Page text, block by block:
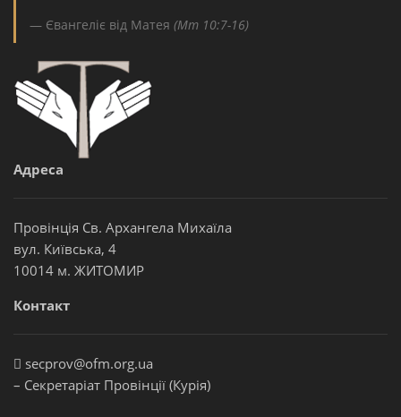
Євангеліє від Матея (Мт 10:7-16)
Адреса
Провінція Св. Архангела Михаїла
вул. Київська, 4
10014 м. ЖИТОМИР
Контакт
secprov@ofm.org.ua
– Секретаріат Провінції (Курія)